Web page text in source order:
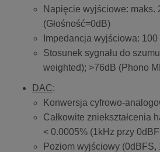
Napięcie wyjściowe: maks.
(Głośność=0dB)
Impedancja wyjściowa: 100
Stosunek sygnału do
weighted); >76dB (Phono
DAC:
Konwersja cyfrowo-
Całkowite zniekształcenia
< 0.0005% (1kHz przy
Poziom wyjściowy (0dBFS,